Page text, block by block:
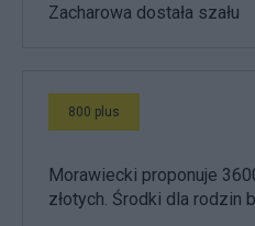
Zacharowa dostała szału
800 plus
Morawiecki proponuje
złotych. Środki dla rodzin